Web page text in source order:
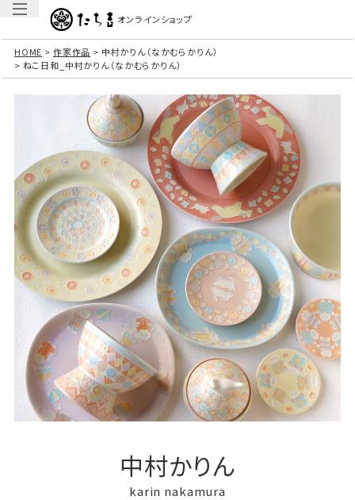
オンラインショップ
HOME 作家作品
中村かりん（なかむらかりん）
ねこ日和_中村かりん（なかむらかりん）
中村かりん
karin nakamura